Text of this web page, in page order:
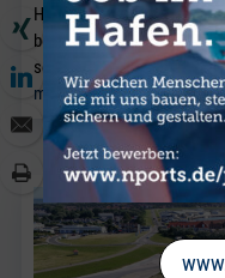
Hafenwirtschaft in
bestehende Vertriebsteam
seit vielen Jahren als
mehr lesen